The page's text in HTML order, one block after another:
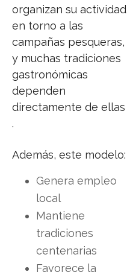
organizan su actividad
en torno a las
campañas pesqueras,
y muchas tradiciones
gastronómicas
dependen
directamente de ellas
.
Además, este modelo:
Genera empleo
local
Mantiene
tradiciones
centenarias
Favorece la